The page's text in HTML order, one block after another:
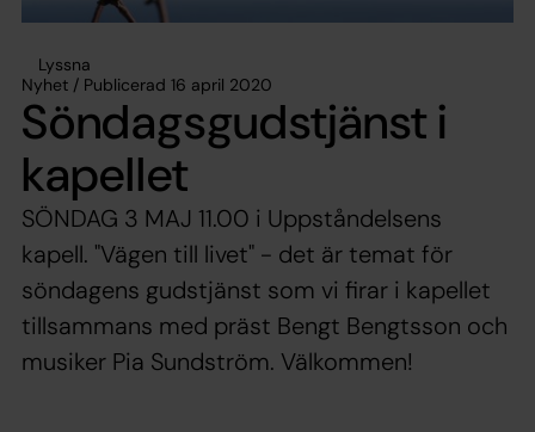
Lyssna
Nyhet / Publicerad 16 april 2020
Söndagsgudstjänst i
kapellet
SÖNDAG 3 MAJ 11.00 i Uppståndelsens
kapell. "Vägen till livet" - det är temat för
söndagens gudstjänst som vi firar i kapellet
tillsammans med präst Bengt Bengtsson och
musiker Pia Sundström. Välkommen!